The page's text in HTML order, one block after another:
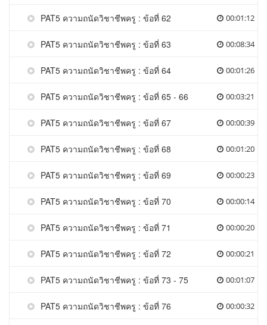
PAT5 ความถนัดวิชาชีพครู : ข้อที่ 62 00:01:12
PAT5 ความถนัดวิชาชีพครู : ข้อที่ 63 00:08:34
PAT5 ความถนัดวิชาชีพครู : ข้อที่ 64 00:01:26
PAT5 ความถนัดวิชาชีพครู : ข้อที่ 65 - 66 00:03:21
PAT5 ความถนัดวิชาชีพครู : ข้อที่ 67 00:00:39
PAT5 ความถนัดวิชาชีพครู : ข้อที่ 68 00:01:20
PAT5 ความถนัดวิชาชีพครู : ข้อที่ 69 00:00:23
PAT5 ความถนัดวิชาชีพครู : ข้อที่ 70 00:00:14
PAT5 ความถนัดวิชาชีพครู : ข้อที่ 71 00:00:20
PAT5 ความถนัดวิชาชีพครู : ข้อที่ 72 00:00:21
PAT5 ความถนัดวิชาชีพครู : ข้อที่ 73 - 75 00:01:07
PAT5 ความถนัดวิชาชีพครู : ข้อที่ 76 00:00:32